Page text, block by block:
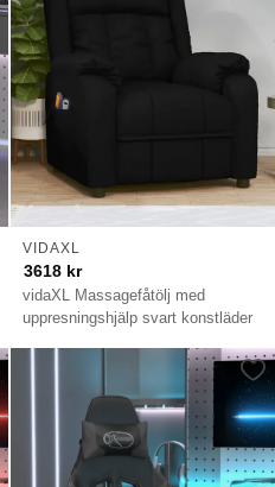
vidaXL Massagefåtölj med
uppresningshjälp svart konstläder
VIDAXL
3618 kr